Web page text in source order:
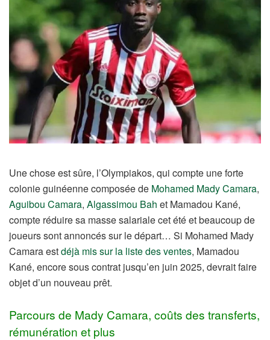
Une chose est sûre, l’Olympiakos, qui compte une forte
colonie guinéenne composée de Mohamed Mady Camara,
Aguibou Camara, Algassimou Bah et Mamadou Kané,
compte réduire sa masse salariale cet été et beaucoup de
joueurs sont annoncés sur le départ… Si Mohamed Mady
Camara estdéjà mis sur la liste des ventes, Mamadou
Kané, encore sous contrat jusqu’en juin 2025, devrait faire
objet d’un nouveau prêt.
Parcours de Mady Camara, coûts des transferts,
rémunération et plus